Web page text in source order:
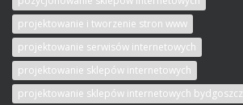
projektowanie i tworzenie stron www
projektowanie serwisów internetowych
projektowanie sklepów internetowych
projektowanie sklepów internetowych bydgoszcz